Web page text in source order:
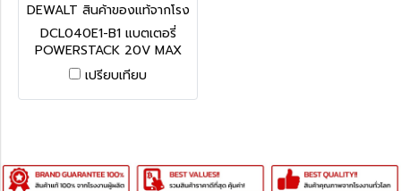
DEWALT สินค้าของแท้จากโรง
งานผู้ผลิต DCL040E1-B1
DCL040E1-B1 แบตเตอรี่
POWERSTACK 20V MAX
1.7AH พร้อมไฟฉาย LED
เทคโนโลยีใหม่ "DEWALT" ดี
วอลท์
เปรียบเทียบ